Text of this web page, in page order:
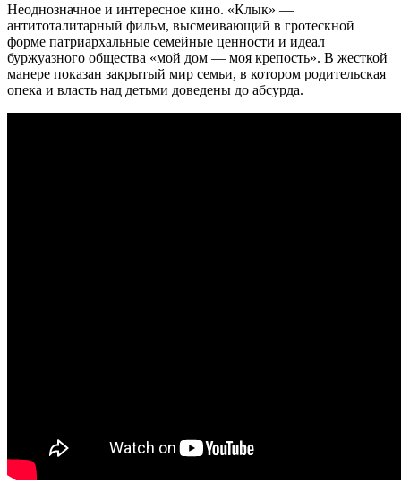
Неоднозначное и интересное кино. «Клык» —
антитоталитарный фильм, высмеивающий в гротескной
форме патриархальные семейные ценности и идеал
буржуазного общества «мой дом — моя крепость». В жесткой
манере показан закрытый мир семьи, в котором родительская
опека и власть над детьми доведены до абсурда.